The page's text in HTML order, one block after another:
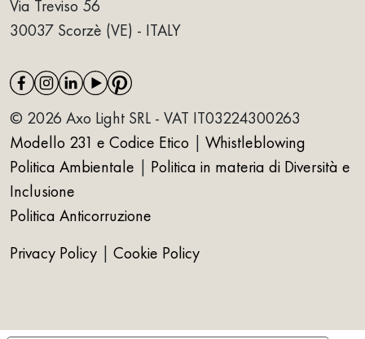
Via Treviso 56
30037 Scorzè (VE) - ITALY
© 2026 Axo Light SRL - VAT IT03224300263
Modello 231 e Codice Etico
Whistleblowing
Politica Ambientale
Politica in materia di Diversità e
Inclusione
Politica Anticorruzione
Privacy Policy
Cookie Policy